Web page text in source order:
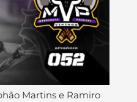
Martins e Ramiro